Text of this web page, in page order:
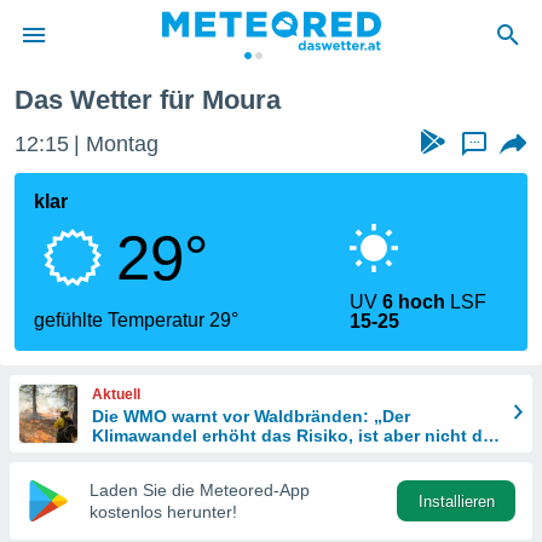
wurde
dass
sind.
diese
Das Wetter für Moura
12:15 Montag ...
klar
29°
gefühlte Temperatur 29°
UV6 hoch LSF
15-25
Aktuell
Die WMO warnt vor Waldbränden: „Der
Klimawandel erhöht das Risiko, ist aber nicht die
Laden Sie die Meteored-App
kostenlos herunter!
Installieren